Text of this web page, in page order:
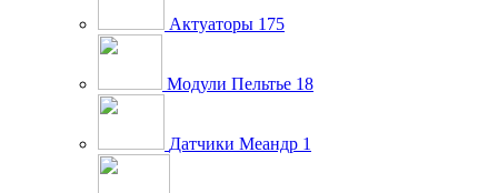
Актуаторы 175
Модули Пельтье 18
Датчики Меандр 1